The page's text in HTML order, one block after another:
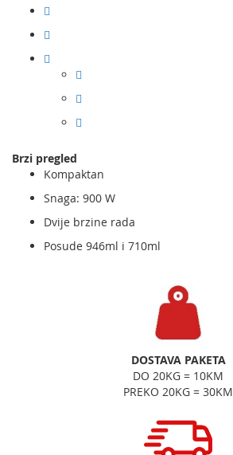
Brzi pregled
Kompaktan
Snaga: 900 W
Dvije brzine rada
Posude 946ml i 710ml
DOSTAVA PAKETA
DO 20KG = 10KM
PREKO 20KG = 30KM